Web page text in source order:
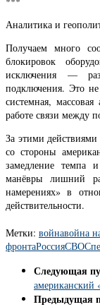
Аналитика и
Получаем много
блокировок
исключения —
подключения. Это
системная,
работе связи между
За этими
со стороны
замедление темпа
манёвры лишний
намерениях» в
действительности.
Метки: войнавойна
фронтаРоссияСВО
Следующая
американский
Предыдущая